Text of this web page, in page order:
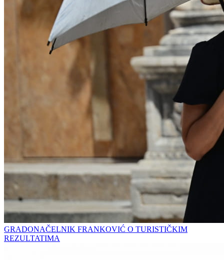
GRADONAČELNIK FRANKOVIĆ O TURISTIČKIM
REZULTATIMA